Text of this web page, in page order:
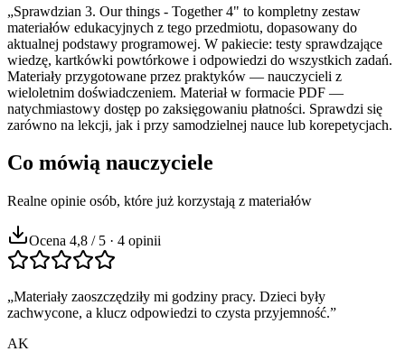
„Sprawdzian 3. Our things - Together 4" to kompletny zestaw
materiałów edukacyjnych z tego przedmiotu, dopasowany do
aktualnej podstawy programowej. W pakiecie: testy sprawdzające
wiedzę, kartkówki powtórkowe i odpowiedzi do wszystkich zadań.
Materiały przygotowane przez praktyków — nauczycieli z
wieloletnim doświadczeniem. Materiał w formacie PDF —
natychmiastowy dostęp po zaksięgowaniu płatności. Sprawdzi się
zarówno na lekcji, jak i przy samodzielnej nauce lub korepetycjach.
Co mówią nauczyciele
Realne opinie osób, które już korzystają z materiałów
Ocena 4,8 / 5 · 4 opinii
„Materiały zaoszczędziły mi godziny pracy. Dzieci były
zachwycone, a klucz odpowiedzi to czysta przyjemność.”
AK